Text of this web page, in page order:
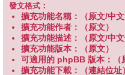
發文格式：
擴充功能名稱：（原文/中文
擴充功能作者：（原文）
擴充功能描述：（原文/中文
擴充功能版本：（原文）
可適用的 phpBB 版本：（
擴充功能下載：（連結位址）